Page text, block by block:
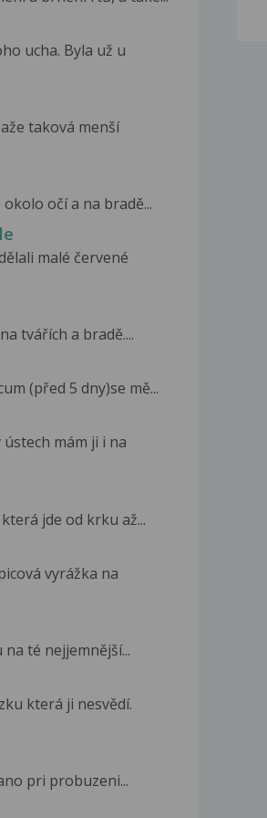
ucha. Byla už u
taková menší
očí a na bradě...
malé červené
tvářích a bradě....
(před 5 dny)se mě...
mám ji i na
jde od krku až...
vyrážka na
té nejjemnější...
která ji nesvědí.
pri probuzeni...